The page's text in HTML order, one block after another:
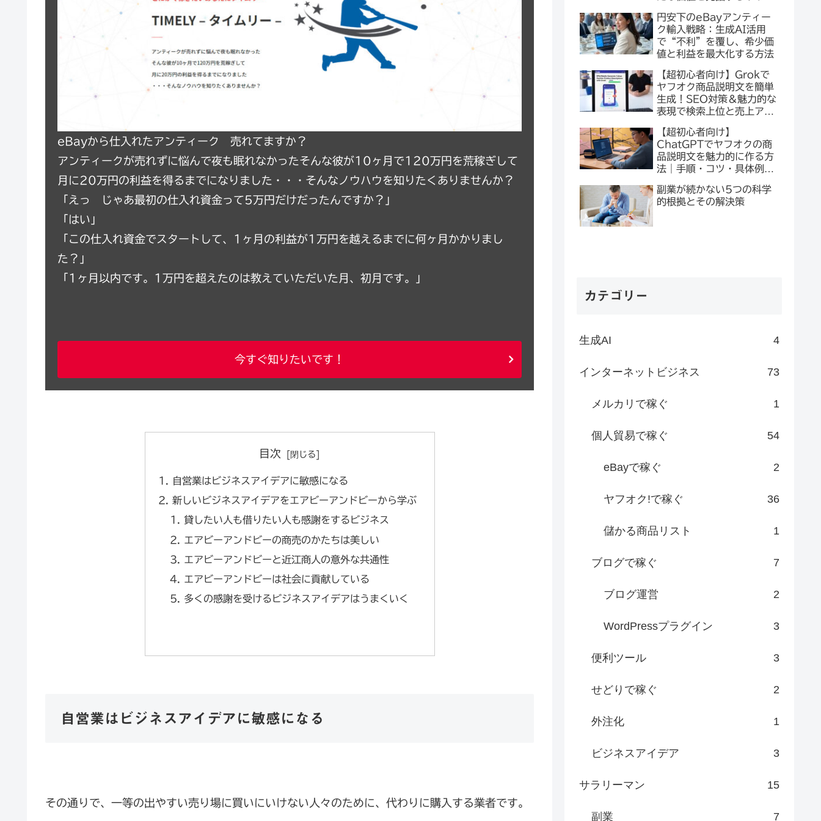
eBayから仕入れたアンティーク 売れてますか？
アンティークが売れずに悩んで夜も眠れなかったそんな彼が10ヶ月で120万円を荒稼ぎして
月に20万円の利益を得るまでになりました・・・そんなノウハウを知りたくありませんか？
「えっ じゃあ最初の仕入れ資金って5万円だけだったんですか？」
「はい」
「この仕入れ資金でスタートして、1ヶ月の利益が1万円を越えるまでに何ヶ月かかりまし
た？」
「1ヶ月以内です。1万円を超えたのは教えていただいた月、初月です。」
今すぐ知りたいです！
目次
自営業はビジネスアイデアに敏感になる
新しいビジネスアイデアをエアビーアンドビーから学ぶ
貸したい人も借りたい人も感謝をするビジネス
エアビーアンドビーの商売のかたちは美しい
エアビーアンドビーと近江商人の意外な共通性
エアビーアンドビーは社会に貢献している
多くの感謝を受けるビジネスアイデアはうまくいく
自営業はビジネスアイデアに敏感になる
その通りで、一等の出やすい売り場に買いにいけない人々のために、代わりに購入する業者です。
円安下のeBayアンティー
ク輸入戦略：生成AI活用
で“不利”を覆し、希少価
値と利益を最大化する方法
【超初心者向け】Grokで
ヤフオク商品説明文を簡単
生成！SEO対策＆魅力的な
表現で検索上位と売上アッ
【超初心者向け】
ChatGPTでヤフオクの商
品説明文を魅力的に作る方
法｜手順・コツ・具体例を
副業が続かない5つの科学
的根拠とその解決策
カテゴリー
生成AI 4
インターネットビジネス 73
メルカリで稼ぐ 1
個人貿易で稼ぐ 54
eBayで稼ぐ 2
ヤフオク!で稼ぐ 36
儲かる商品リスト 1
ブログで稼ぐ 7
ブログ運営 2
WordPressプラグイン 3
便利ツール 3
せどりで稼ぐ 2
外注化 1
ビジネスアイデア 3
サラリーマン 15
副業 7